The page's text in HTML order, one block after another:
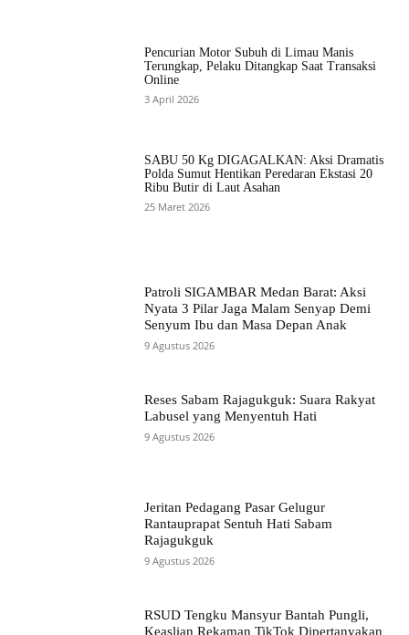
Pencurian Motor Subuh di Limau Manis
Terungkap, Pelaku Ditangkap Saat Transaksi
Online
3 April 2026
SABU 50 Kg DIGAGALKAN: Aksi Dramatis
Polda Sumut Hentikan Peredaran Ekstasi 20
Ribu Butir di Laut Asahan
25 Maret 2026
Patroli SIGAMBAR Medan Barat: Aksi
Nyata 3 Pilar Jaga Malam Senyap Demi
Senyum Ibu dan Masa Depan Anak
9 Agustus 2026
Reses Sabam Rajagukguk: Suara Rakyat
Labusel yang Menyentuh Hati
9 Agustus 2026
Jeritan Pedagang Pasar Gelugur
Rantauprapat Sentuh Hati Sabam
Rajagukguk
9 Agustus 2026
RSUD Tengku Mansyur Bantah Pungli,
Keaslian Rekaman TikTok Dipertanyakan